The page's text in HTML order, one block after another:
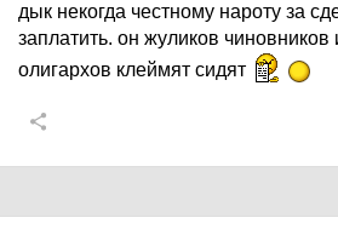
дык некогда честному нароту за
заплатить. он жуликов
олигархов клеймят сидят